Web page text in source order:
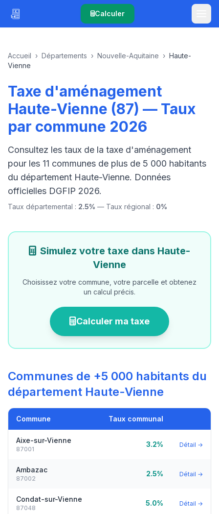
Calculer
Accueil › Départements › Nouvelle-Aquitaine › Haute-
Vienne
Taxe d'aménagement
Haute-Vienne (87) — Taux
par commune 2026
Consultez les taux de la taxe d'aménagement
pour les 11 communes de plus de 5 000 habitants
du département Haute-Vienne. Données
officielles DGFIP 2026.
Taux départemental : 2.5% — Taux régional : 0%
Simulez votre taxe dans Haute-
Vienne
Choisissez votre commune, votre parcelle et obtenez
un calcul précis.
Calculer ma taxe
Communes de +5 000 habitants du
département Haute-Vienne
Commune Taux communal
Aixe-sur-Vienne
87001
3.2% Détail →
Ambazac
87002
2.5% Détail →
Condat-sur-Vienne
87048
5.0% Détail →